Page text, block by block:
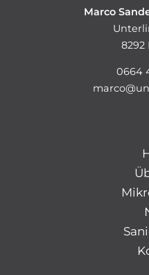
Marco
8292
0664